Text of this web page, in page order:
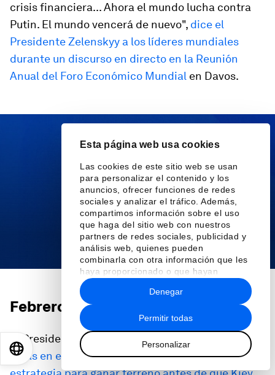
Esta página web usa cookies
Las cookies de este sitio web se usan
para personalizar el contenido y los
anuncios, ofrecer funciones de redes
sociales y analizar el tráfico. Además,
compartimos información sobre el uso
que haga del sitio web con nuestros
partners de redes sociales, publicidad y
análisis web, quienes pueden
combinarla con otra información que les
haya proporcionado o que hayan
recopilado a partir del uso que haya
hecho de sus servicios.
Permitir todas
Personalizar
Denegar
crisis financiera... Ahora el mundo lucha contra
Putin. El mundo vencerá de nuevo", dice el
Presidente Zelenskyy a los líderes mundiales
durante un discurso en directo en la Reunión
Anual del Foro Económico Mundial en Davos.
Febrero de 2023
El Presidente Zelenskyy afirma que
las ofensivas
rusas en el este y el sur forman parte de una